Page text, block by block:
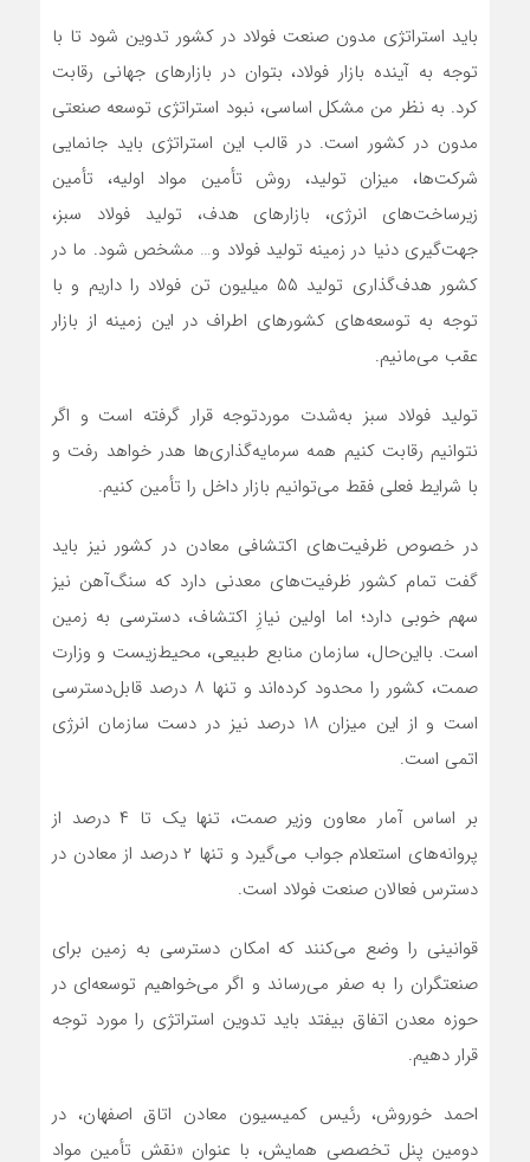
باید استراتژی مدون صنعت فولاد در کشور تدوین شود تا با
توجه به آینده بازار فولاد، بتوان در بازارهای جهانی رقابت
کرد. به نظر من مشکل اساسی، نبود استراتژی توسعه صنعتی
مدون در کشور است. در قالب این استراتژی باید جانمایی
شرکت‌ها، میزان تولید، روش تأمین مواد اولیه، تأمین
زیرساخت‌های انرژی، بازارهای هدف، تولید فولاد سبز،
جهت‌گیری دنیا در زمینه تولید فولاد و… مشخص شود. ما در
کشور هدف‌گذاری تولید ۵۵ میلیون تن فولاد را داریم و با
توجه به توسعه‌های کشورهای اطراف در این زمینه از بازار
عقب می‌مانیم.
تولید فولاد سبز به‌شدت موردتوجه قرار گرفته است و اگر
نتوانیم رقابت کنیم همه سرمایه‌گذاری‌ها هدر خواهد رفت و
با شرایط فعلی فقط می‌توانیم بازار داخل را تأمین کنیم.
در خصوص ظرفیت‌های اکتشافی معادن در کشور نیز باید
گفت تمام کشور ظرفیت‌های معدنی دارد که سنگ‌آهن نیز
سهم خوبی دارد؛ اما اولین نیازِ اکتشاف، دسترسی به زمین
است. بااین‌حال، سازمان منابع طبیعی، محیط‌زیست و وزارت
صمت، کشور را محدود کرده‌اند و تنها ۸ درصد قابل‌دسترسی
است و از این میزان ۱۸ درصد نیز در دست سازمان انرژی
اتمی است.
بر اساس آمار معاون وزیر صمت، تنها یک تا ۴ درصد از
پروانه‌های استعلام جواب می‌گیرد و تنها ۲ درصد از معادن در
دسترس فعالان صنعت فولاد است.
قوانینی را وضع می‌کنند که امکان دسترسی به زمین برای
صنعتگران را به صفر می‌رساند و اگر می‌خواهیم توسعه‌ای در
حوزه معدن اتفاق بیفتد باید تدوین استراتژی را مورد توجه
قرار دهیم.
احمد خوروش، رئیس کمیسیون معادن اتاق اصفهان، در
دومین پنل تخصصی همایش، با عنوان «نقش تأمین مواد